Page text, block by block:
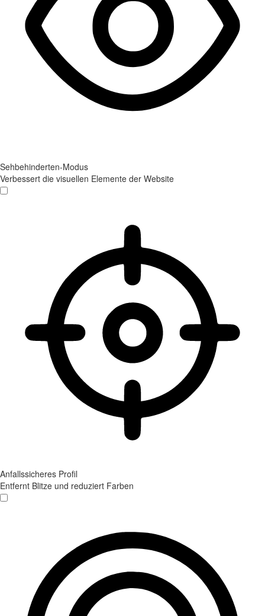
Sehbehinderten-Modus
Verbessert die visuellen Elemente der Website
Anfallssicheres Profil
Entfernt Blitze und reduziert Farben